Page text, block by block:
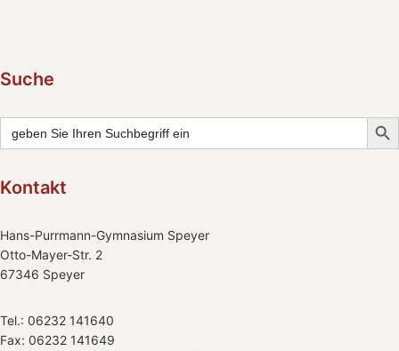
Suche
Search
for:
Kontakt
Hans-Purrmann-Gymnasium Speyer
Otto-Mayer-Str. 2
67346 Speyer
Tel.: 06232 141640
Fax: 06232 141649